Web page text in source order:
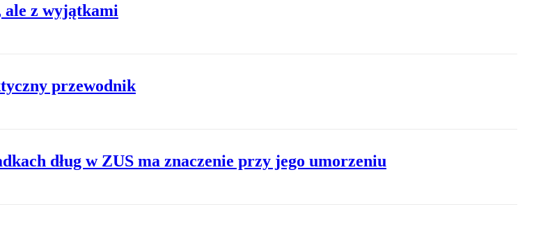
ale z wyjątkami
przewodnik
dług w ZUS ma znaczenie przy jego umorzeniu